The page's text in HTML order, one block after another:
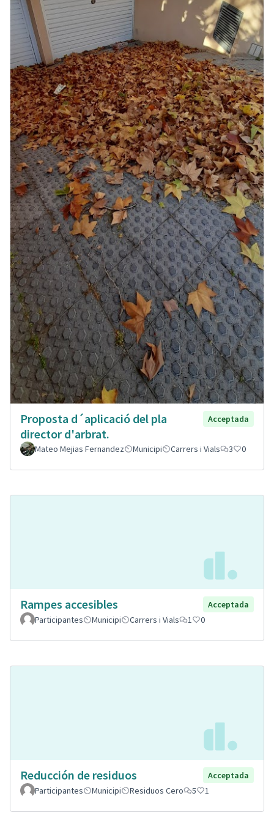
Proposta d´aplicació del pla
director d'arbrat.
Acceptada
Mateo Mejias Fernandez Municipi Carrers i Vials 3 0
Rampes accesibles
Acceptada
Participantes
Municipi Carrers i Vials 1 0
Reducción de residuos
Acceptada
Participantes
Municipi Residuos Cero 5 1